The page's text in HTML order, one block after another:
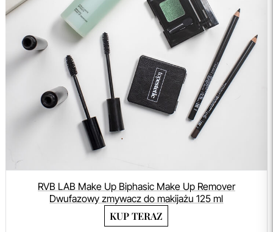
RVB LAB Make Up Biphasic Make Up Remover
Dwufazowy zmywacz do makijażu 125 ml
KUP TERAZ